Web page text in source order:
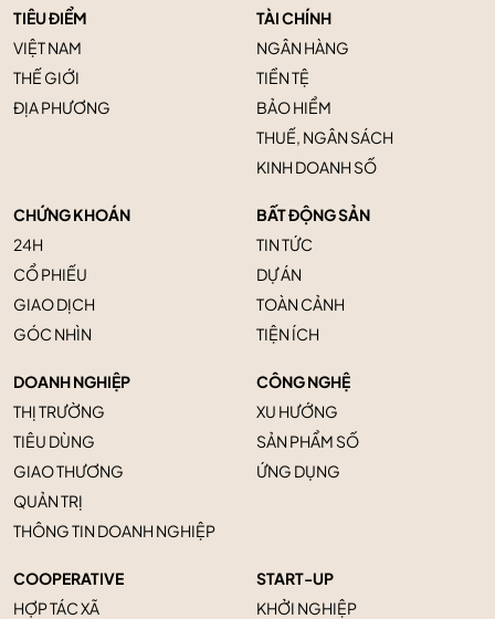
TIÊU ĐIỂM
VIỆT NAM
THẾ GIỚI
ĐỊA PHƯƠNG
TÀI CHÍNH
NGÂN HÀNG
TIỀN TỆ
BẢO HIỂM
THUẾ, NGÂN SÁCH
KINH DOANH SỐ
CHỨNG KHOÁN
24H
CỔ PHIẾU
GIAO DỊCH
GÓC NHÌN
BẤT ĐỘNG SẢN
TIN TỨC
DỰ ÁN
TOÀN CẢNH
TIỆN ÍCH
DOANH NGHIỆP
THỊ TRƯỜNG
TIÊU DÙNG
GIAO THƯƠNG
QUẢN TRỊ
THÔNG TIN DOANH NGHIỆP
CÔNG NGHỆ
XU HƯỚNG
SẢN PHẨM SỐ
ỨNG DỤNG
COOPERATIVE
HỢP TÁC XÃ
START-UP
KHỞI NGHIỆP